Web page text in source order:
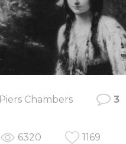
Piers Chambers 3
6320 1169